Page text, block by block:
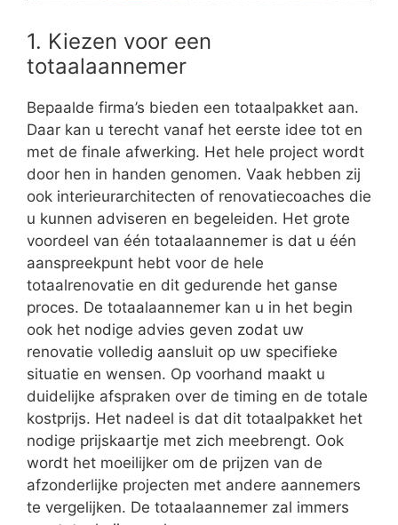
1. Kiezen voor een
totaalaannemer
Bepaalde firma’s bieden een totaalpakket aan.
Daar kan u terecht vanaf het eerste idee tot en
met de finale afwerking. Het hele project wordt
door hen in handen genomen. Vaak hebben zij
ook interieurarchitecten of renovatiecoaches die
u kunnen adviseren en begeleiden. Het grote
voordeel van één totaalaannemer is dat u één
aanspreekpunt hebt voor de hele
totaalrenovatie en dit gedurende het ganse
proces. De totaalaannemer kan u in het begin
ook het nodige advies geven zodat uw
renovatie volledig aansluit op uw specifieke
situatie en wensen. Op voorhand maakt u
duidelijke afspraken over de timing en de totale
kostprijs. Het nadeel is dat dit totaalpakket het
nodige prijskaartje met zich meebrengt. Ook
wordt het moeilijker om de prijzen van de
afzonderlijke projecten met andere aannemers
te vergelijken. De totaalaannemer zal immers